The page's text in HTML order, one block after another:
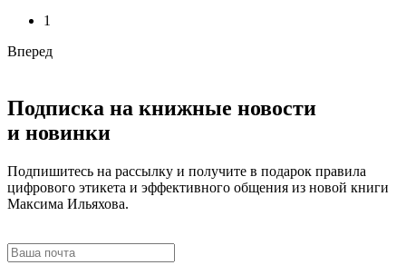
1
Вперед
Подписка на книжные новости
и новинки
Подпишитесь на рассылку и получите в подарок правила
цифрового этикета и эффективного общения из новой книги
Максима Ильяхова.